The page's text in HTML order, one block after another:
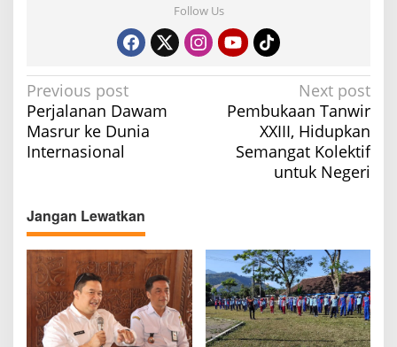
Follow Us
P
o
s
t
a
v
i
g
a
Previous post
Perjalanan Dawam
Masrur ke Dunia
Internasional
Next post
Pembukaan Tanwir
XXIII, Hidupkan
Semangat Kolektif
untuk Negeri
Jangan Lewatkan